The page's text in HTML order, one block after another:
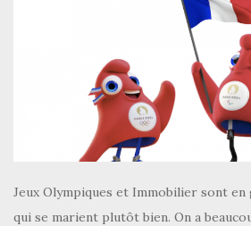
Jeux Olympiques et Immobilier sont en
qui se marient plutôt bien. On a